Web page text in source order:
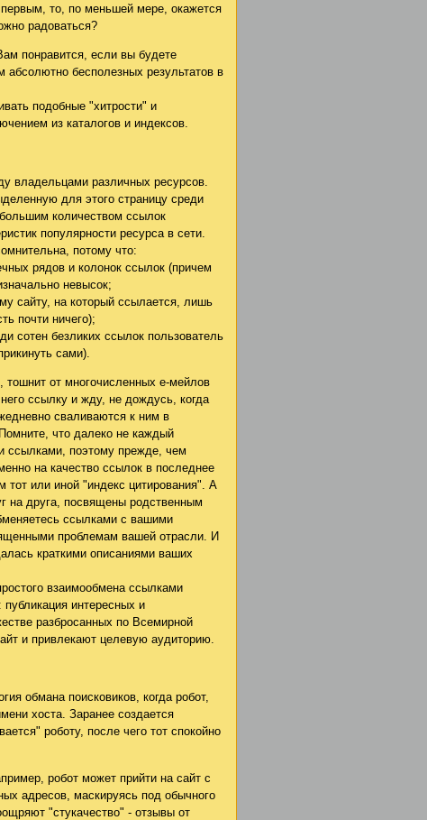
первым, то, по меньшей мере, окажется
радоваться?
понравится, если вы будете
бесполезных результатов в
подобные "хитрости" и
из каталогов и индексов.
владельцами различных ресурсов.
для этого страницу среди
количеством ссылок
популярности ресурса в сети.
потому что:
рядов и колонок ссылок (причем
невысок;
сайту, на который ссылается, лишь
почти ничего);
сотен безликих ссылок пользователь
сами).
тошнит от многочисленных е-мейлов
ссылку и жду, не дождусь, когда
сваливаются к ним в
что далеко не каждый
ссылками, поэтому прежде, чем
на качество ссылок в последнее
тот или иной "индекс цитирования". А
на друга, посвящены родственным
ссылками с вашими
проблемам вашей отрасли. И
краткими описаниями ваших
взаимообмена ссылками
интересных и
разбросанных по Всемирной
и привлекают целевую аудиторию.
обмана поисковиков, когда робот,
хоста. Заранее создается
роботу, после чего тот спокойно
робот может прийти на сайт с
адресов, маскируясь под обычного
"стукачество" - отзывы от